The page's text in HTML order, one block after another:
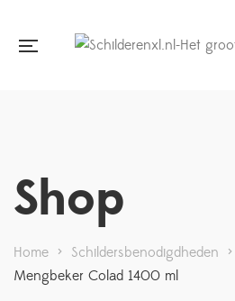
Shop
Home > Schildersbenodigdheden >
Mengbeker Colad 1400 ml